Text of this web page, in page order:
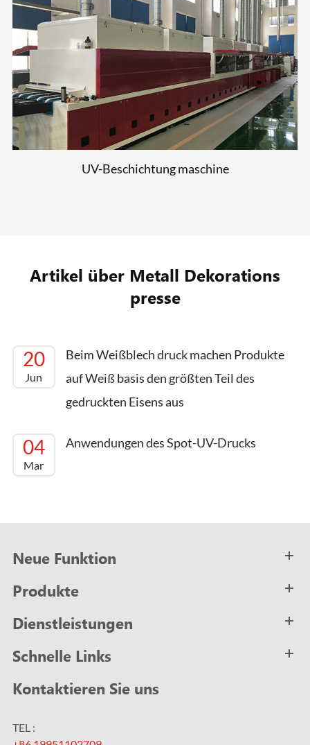
UV-Beschichtung maschine
Artikel über Metall Dekorations
presse
20
Jun
Beim Weißblech druck machen Produkte
auf Weiß basis den größten Teil des
gedruckten Eisens aus
04
Mar
Anwendungen des Spot-UV-Drucks
Neue Funktion
Produkte
Dienstleistungen
Schnelle Links
Kontaktieren Sie uns
TEL :